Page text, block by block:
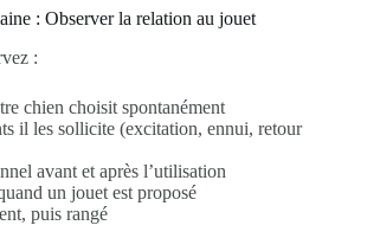
: Observer la relation au jouet
:
chien choisit spontanément
il les sollicite (excitation, ennui, retour
avant et après l’utilisation
un jouet est proposé
puis rangé